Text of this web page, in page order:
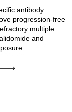
antibody
progression-free
multiple
and